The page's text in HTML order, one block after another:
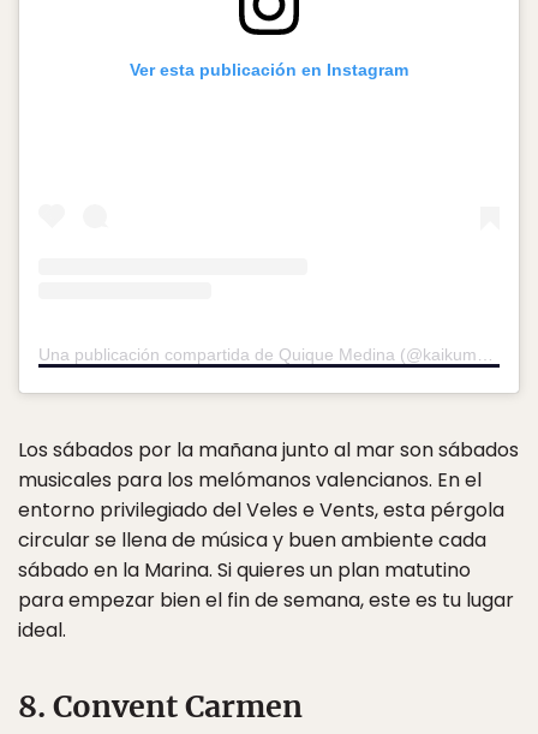
Ver esta publicación en Instagram
Los sábados por la mañana junto al mar son sábados
musicales para los melómanos valencianos. En el
entorno privilegiado del Veles e Vents, esta pérgola
circular se llena de música y buen ambiente cada
sábado en la Marina. Si quieres un plan matutino
para empezar bien el fin de semana, este es tu lugar
ideal.
8. Convent Carmen